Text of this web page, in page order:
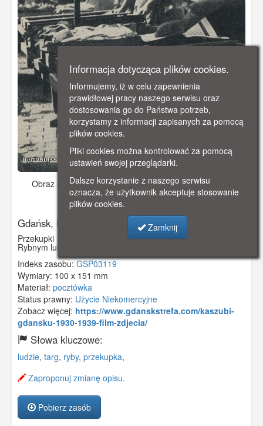
Obraz pochodzi zok. 1930 r. Dodano: 2021-11-08 12:15
Wyświetlono: 2941
Gdańsk, Przekupki handlujące rybami
Przekupki handlujące rybami, Prawdopodobnie na Targu
Rybnym lub Rybackim Pobrzeżu.
Indeks zasobu:GSP03119
Wymiary: 100 x 151 mm
Materiał: pocztówka
Status prawny: Użycie Niekomercyjne
Zobacz więcej: https://www.gdanskstrefa.com/kaszubi-
gdansku-1930-1939-film-zdjecia/
Słowa kluczowe:
ludzie, targ, ryby, przekupka,
Zaproponuj zmianę opisu.
Pobierz zasób
Informacja dotycząca plików cookies.
Informujemy, iż w celu zapewnienia
prawidłowej pracy naszego serwisu oraz
dostosowania go do Państwa potrzeb,
korzystamy z informacji zapisanych za pomocą
plików cookies.
Pliki cookies można kontrolować za pomocą
ustawień swojej przeglądarki.
Dalsze korzystanie z naszego serwisu
oznacza, że użytkownik akceptuje stosowanie
plików cookies.
Zamknij